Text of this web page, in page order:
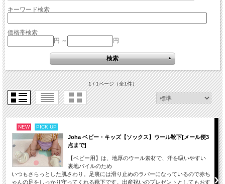
キーワード検索
価格帯検索
円 ～
円
1 / 1ページ（全1件）
NEW PICK UP
Joha ベビー・キッズ【ソックス】ウール靴下[メール便3
点まで]
【ベビー用】は、地厚のウール素材で、汗を吸いやすい
裏地パイルのため
いつもさらっとした肌さわり。足裏には滑り止めのラバーになっているので赤ち
ゃんの足をしっかり守ってくれる靴下です。出産祝いのプレゼントとしてもおす